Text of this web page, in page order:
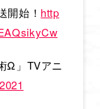
開始！ http
Ω」TVアニ